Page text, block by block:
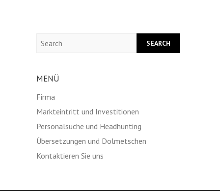
MENÜ
Firma
Markteintritt und Investitionen
Personalsuche und Headhunting
Übersetzungen und Dolmetschen
Kontaktieren Sie uns